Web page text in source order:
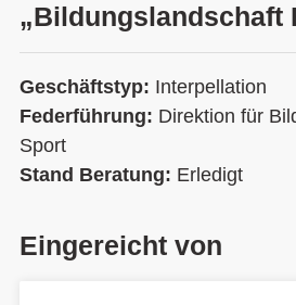
„Bildungslandschaft
Geschäftstyp: Interpellation
Federführung: Direktion für
Sport
Stand Beratung: Erledigt
Eingereicht von